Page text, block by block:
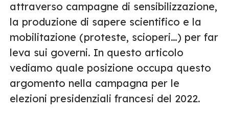
attraverso campagne di sensibilizzazione,
la produzione di sapere scientifico e la
mobilitazione (proteste, scioperi…) per far
leva sui governi. In questo articolo
vediamo quale posizione occupa questo
argomento nella campagna per le
elezioni presidenziali francesi del 2022.